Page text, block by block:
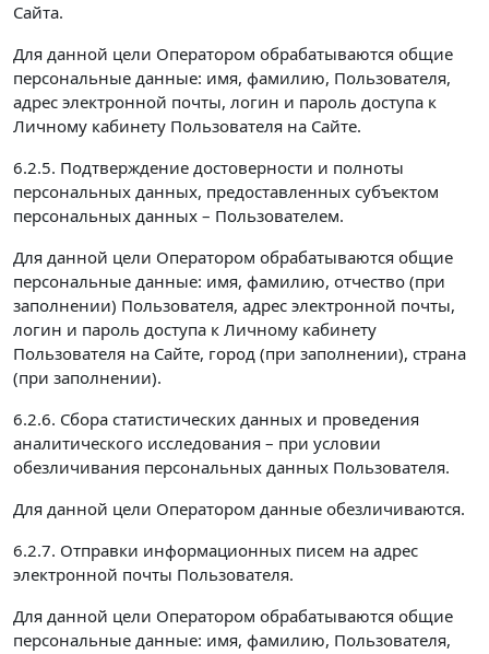
Сайта.
Для данной цели Оператором обрабатываются общие
персональные данные: имя, фамилию, Пользователя,
адрес электронной почты, логин и пароль доступа к
Личному кабинету Пользователя на Сайте.
6.2.5. Подтверждение достоверности и полноты
персональных данных, предоставленных субъектом
персональных данных – Пользователем.
Для данной цели Оператором обрабатываются общие
персональные данные: имя, фамилию, отчество (при
заполнении) Пользователя, адрес электронной почты,
логин и пароль доступа к Личному кабинету
Пользователя на Сайте, город (при заполнении), страна
(при заполнении).
6.2.6. Сбора статистических данных и проведения
аналитического исследования – при условии
обезличивания персональных данных Пользователя.
Для данной цели Оператором данные обезличиваются.
6.2.7. Отправки информационных писем на адрес
электронной почты Пользователя.
Для данной цели Оператором обрабатываются общие
персональные данные: имя, фамилию, Пользователя,